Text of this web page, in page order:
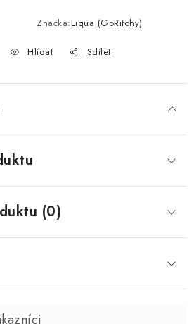
Značka:Liqua (GoRitchy)
Hlídat Sdílet
(0)